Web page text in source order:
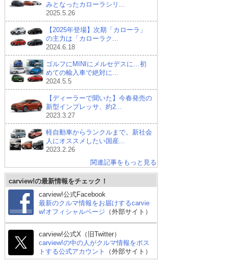
みとなったカローラシリ...
2025.5.26
【2025年登場】次期「カローラ」
の主力は「カローラク...
2024.6.18
ゴルフにMINIにメルセデスに…初
めての輸入車で絶対に...
2024.5.5
【ディーラーで聞いた】今春発売の
新型インプレッサ、約2...
2023.3.27
軽自動車からランクルまで。新社会
人にオススメしたい国産...
2023.2.26
関連記事をもっと見る
carview!の最新情報をチェック！
carview!公式Facebook
最新のクルマ情報をお届けするcarvie
w!オフィシャルページ （外部サイト）
carview!公式X（旧Twitter）
carview!の中の人がクルマ情報をポス
トする公式アカウント
（外部サイト）